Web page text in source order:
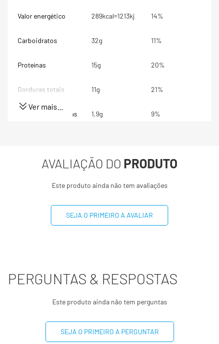
Valor energético 289kcal=1213kj 14%
Carboidratos 32g 11%
Proteínas 15g 20%
Gorduras totais 11g 21%
Gorduras Saturadas 1,9g 9%
Fibra alimentar 5,9g 24%
421mg 17%
39mg 4%
Magnésio 97mg 37%
211mg 30%
Ver mais...
AVALIAÇÃO DO PRODUTO
Este produto ainda não tem avaliações
SEJA O PRIMEIRO A AVALIAR
PERGUNTAS & RESPOSTAS
Este produto ainda não tem perguntas
SEJA O PRIMEIRO A PERGUNTAR